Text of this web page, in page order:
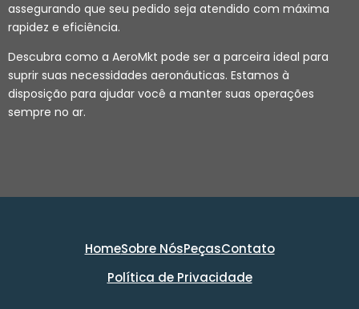
assegurando que seu pedido seja atendido com máxima
rapidez e eficiência.
Descubra como a AeroMkt pode ser a parceira ideal para
suprir suas necessidades aeronáuticas. Estamos à
disposição para ajudar você a manter suas operações
sempre no ar.
HomeSobre NósPeçasContato
Política de Privacidade